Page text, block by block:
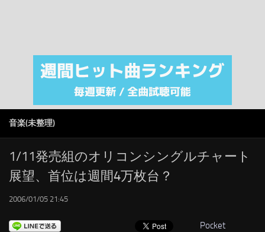
注目カテゴリ
オリジナルiTunes週間トップソング
RSS
LINKS
音楽(未整理)
1/11発売組のオリコンシングルチャート
展望、首位は週間4万枚台？
2006/01/05 21:45
Pocket